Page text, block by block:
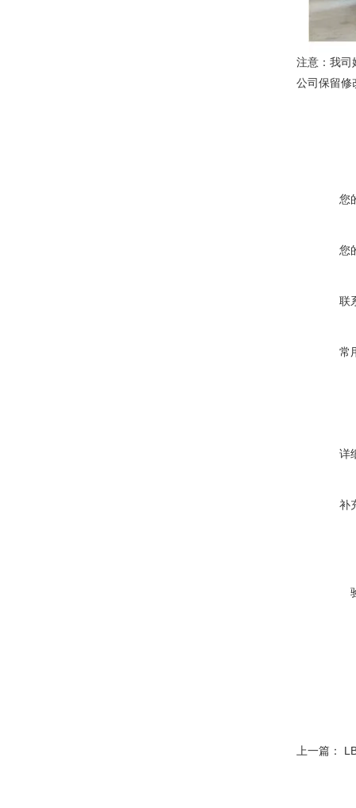
注意：我司
公司保留修
您
您
联
常
详
补
上一篇：